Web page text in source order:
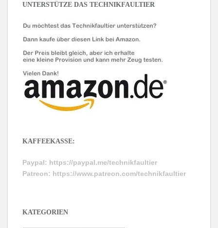
UNTERSTÜTZE DAS TECHNIKFAULTIER
KAFFEEKASSE:
Paypal: https://paypal.me/technikfaultier
Patreon: https://www.patreon.com/technikfaultier
KATEGORIEN